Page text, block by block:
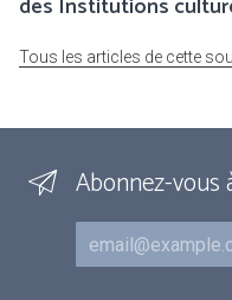
des Institutions
Tous les articles de cette
Abonnez-vous
Courriel